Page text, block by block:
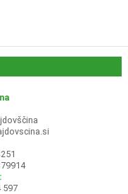
597